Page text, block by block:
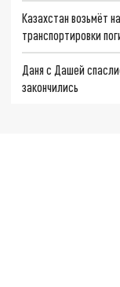
Казахстан возьмёт
транспортировки
Даня с Дашей
закончились